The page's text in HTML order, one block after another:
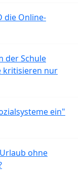
die Online-
der Schule
kritisieren nur
ein"
ohne